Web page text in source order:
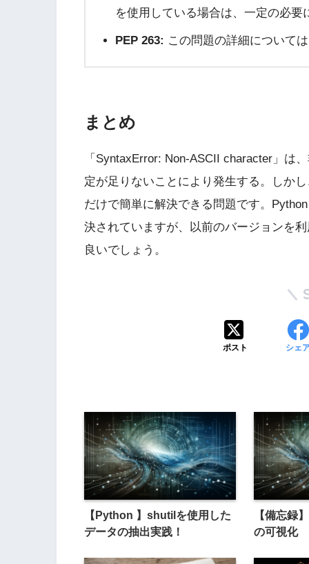
を使用している場合は、一定の必
PEP 263: この問題の詳細について
まとめ
「SyntaxError: Non-ASCII character」は
定が足りないことにより発生する。しか
だけで簡単に解決できる問題です。
決されていますが、以前のバージョンを
良いでしょう。
ポスト シェ
【Python 】shutilを使用した
データの抽出実践！
【備忘録
の可視化